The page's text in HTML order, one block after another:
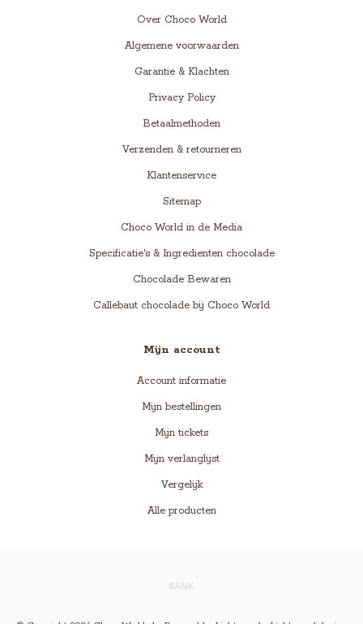
Over Choco World
Algemene voorwaarden
Garantie & Klachten
Privacy Policy
Betaalmethoden
Verzenden & retourneren
Klantenservice
Sitemap
Choco World in de Media
Specificatie's & Ingredienten chocolade
Chocolade Bewaren
Callebaut chocolade bij Choco World
Mijn account
Account informatie
Mijn bestellingen
Mijn tickets
Mijn verlanglijst
Vergelijk
Alle producten